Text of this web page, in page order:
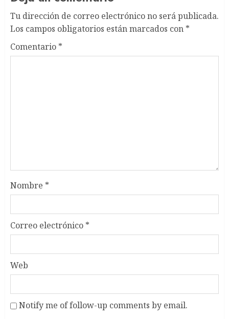
Tu dirección de correo electrónico no será publicada.
Los campos obligatorios están marcados con *
Comentario *
Nombre *
Correo electrónico *
Web
Notify me of follow-up comments by email.